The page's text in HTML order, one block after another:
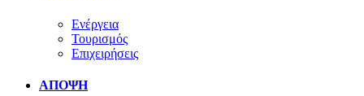
Ενέργεια
Τουρισμός
Επιχειρήσεις
ΑΠΟΨΗ